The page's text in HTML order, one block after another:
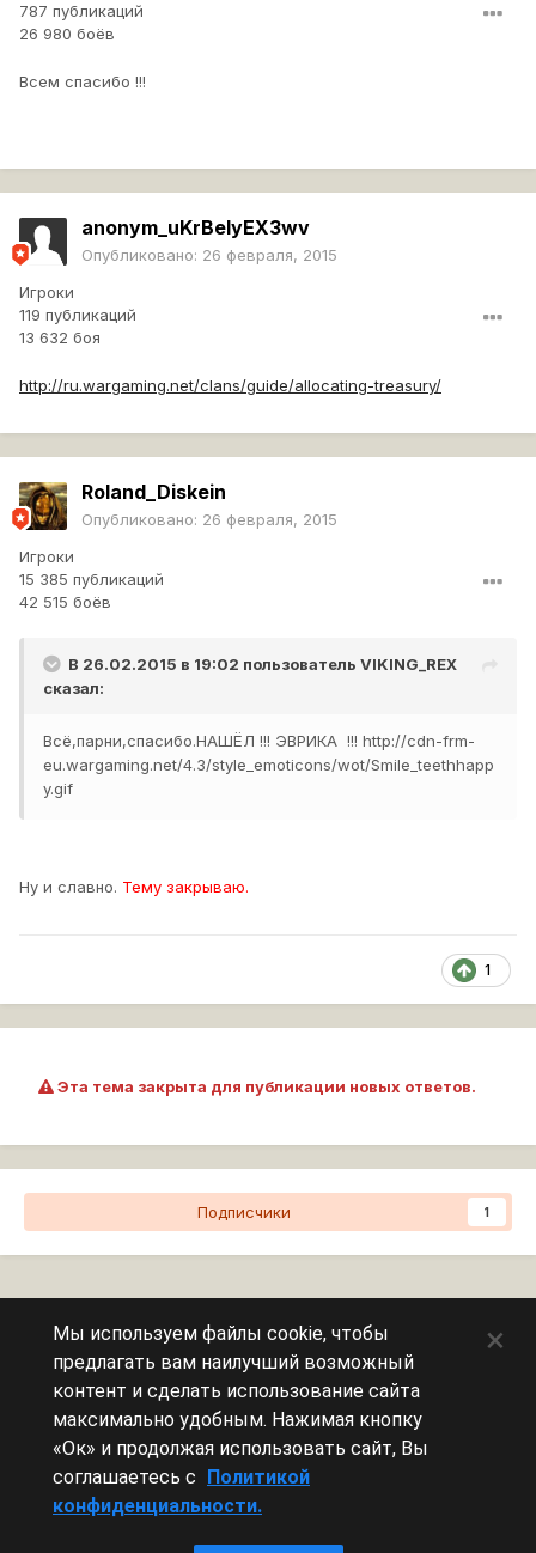
787 публикаций
26 980 боёв
Всем спасибо !!!
anonym_uKrBeIyEX3wv
Опубликовано: 26 февраля, 2015
Игроки
119 публикаций
13 632 боя
http://ru.wargaming.net/clans/guide/allocating-treasury/
Roland_Diskein
Опубликовано: 26 февраля, 2015
Игроки
15 385 публикаций
42 515 боёв
В 26.02.2015 в 19:02 пользователь VIKING_REX
сказал:
Всё,парни,спасибо.НАШЁЛ !!! ЭВРИКА !!! http://cdn-frm-
eu.wargaming.net/4.3/style_emoticons/wot/Smile_teethhapp
y.gif
Ну и славно. Тему закрываю.
1
Эта тема закрыта для публикации новых ответов.
Подписчики 1
Сейчас на странице
Эту страницу никто не просматривает.
Мы используем файлы cookie, чтобы
предлагать вам наилучший возможный
контент и сделать использование сайта
максимально удобным. Нажимая кнопку
«Ок» и продолжая использовать сайт, Вы
соглашаетесь с Политикой
конфиденциальности.
×